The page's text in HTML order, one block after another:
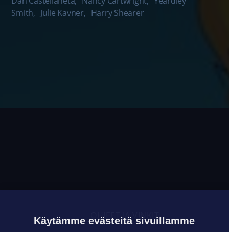
Smith, Julie Kavner, Harry Shearer
OHJEET JA VINKIT
Käytämme evästeitä sivuillamme